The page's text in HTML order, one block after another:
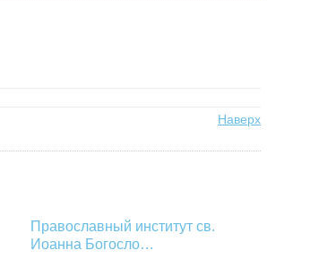
Наверх
Православный институт св.
Иоанна Богосло…